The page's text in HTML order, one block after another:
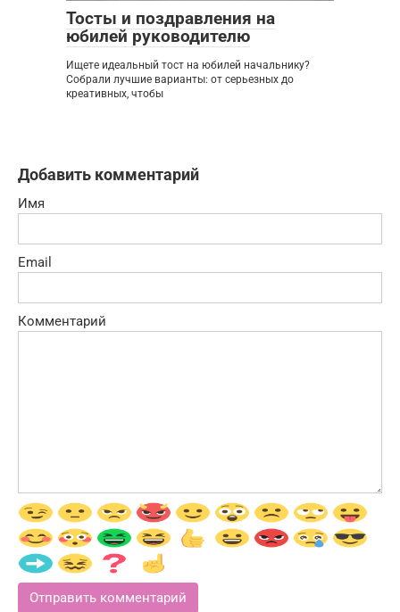
Тосты и поздравления на
юбилей руководителю
Ищете идеальный тост на юбилей начальнику?
Собрали лучшие варианты: от серьезных до
креативных, чтобы
Добавить комментарий
Имя
Email
Комментарий